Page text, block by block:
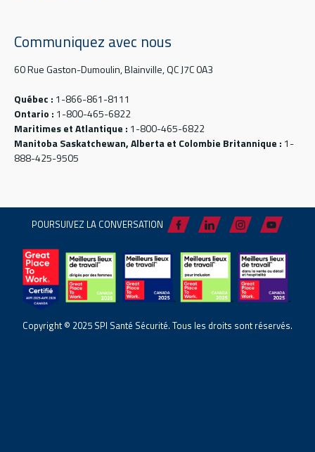
Communiquez avec nous
60 Rue Gaston-Dumoulin, Blainville, QC J7C 0A3
Québec : 1-866-861-8111
Ontario : 1-800-465-6822
Maritimes et Atlantique : 1-800-465-6822
Manitoba Saskatchewan, Alberta et Colombie Britannique : 1-
888-425-9505
POURSUIVEZ LA CONVERSATION
Copyright © 2025 SPI Santé Sécurité. Tous les droits sont réservés.